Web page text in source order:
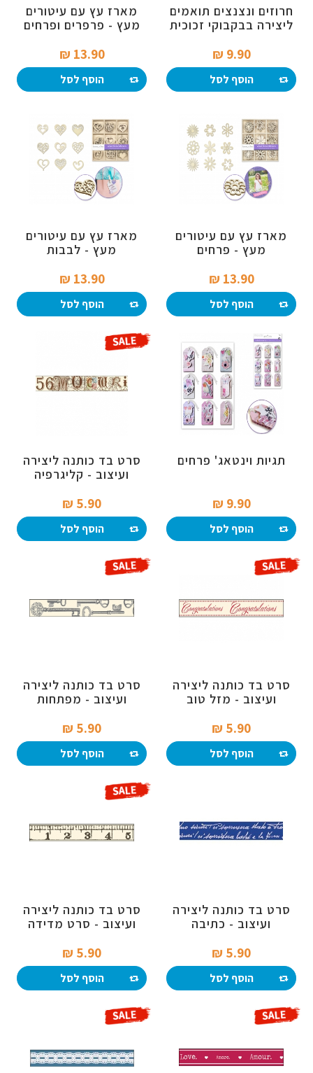
חרוזים ונצנצים תואמים
ליצירה בבקבוקי זכוכית
9.90 ₪‎
הוסף לסל
מארז עץ עם עיטורים
מעץ - פרפרים ופרחים
13.90 ₪‎
הוסף לסל
מארז עץ עם עיטורים
מעץ - פרחים
13.90 ₪‎
הוסף לסל
מארז עץ עם עיטורים
מעץ - לבבות
13.90 ₪‎
הוסף לסל
תגיות וינטאג' פרחים
9.90 ₪‎
הוסף לסל
סרט בד כותנה ליצירה
ועיצוב - קליגרפיה
5.90 ₪‎
הוסף לסל
סרט בד כותנה ליצירה
ועיצוב - מזל טוב
5.90 ₪‎
הוסף לסל
סרט בד כותנה ליצירה
ועיצוב - מפתחות
5.90 ₪‎
הוסף לסל
סרט בד כותנה ליצירה
ועיצוב - כתיבה
5.90 ₪‎
הוסף לסל
סרט בד כותנה ליצירה
ועיצוב - סרט מדידה
5.90 ₪‎
הוסף לסל